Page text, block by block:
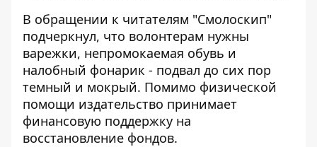
В обращении к читателям "Смолоскип"
подчеркнул, что волонтерам нужны
варежки, непромокаемая обувь и
налобный фонарик - подвал до сих пор
темный и мокрый. Помимо физической
помощи издательство принимает
финансовую поддержку на
восстановление фондов.